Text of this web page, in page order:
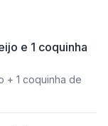
e 1 coquinha
+ 1 coquinha de